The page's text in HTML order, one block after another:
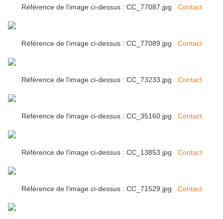
Référence de l'image ci-dessus : CC_77087.jpg Contact
Référence de l'image ci-dessus : CC_77089.jpg Contact
Référence de l'image ci-dessus : CC_73233.jpg Contact
Référence de l'image ci-dessus : CC_35160.jpg Contact
Référence de l'image ci-dessus : CC_13853.jpg Contact
Référence de l'image ci-dessus : CC_71529.jpg Contact